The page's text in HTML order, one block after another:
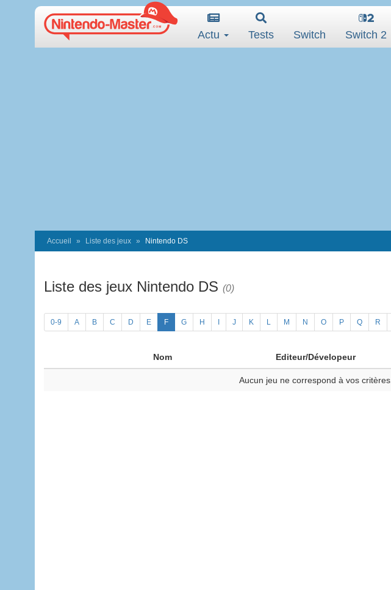
Actu Tests Switch Switch 2
Accueil Liste des jeux Nintendo DS
Liste des jeux Nintendo DS (0)
0-9 A B C D E F G H J K L M N O P Q R
Nom Editeur/Dévelopeur
Aucun jeu ne correspond à vos critères.